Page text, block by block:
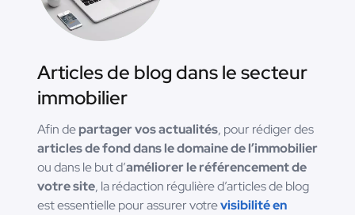
Articles de blog dans le secteur
immobilier
Afin departager vos actualités, pour rédiger des
articles de fond dans le domaine de l’immobilier
ou dans le but d’améliorer le référencement de
votre site, la rédaction régulière d’articles de blog
est essentielle pour assurer votrevisibilité en